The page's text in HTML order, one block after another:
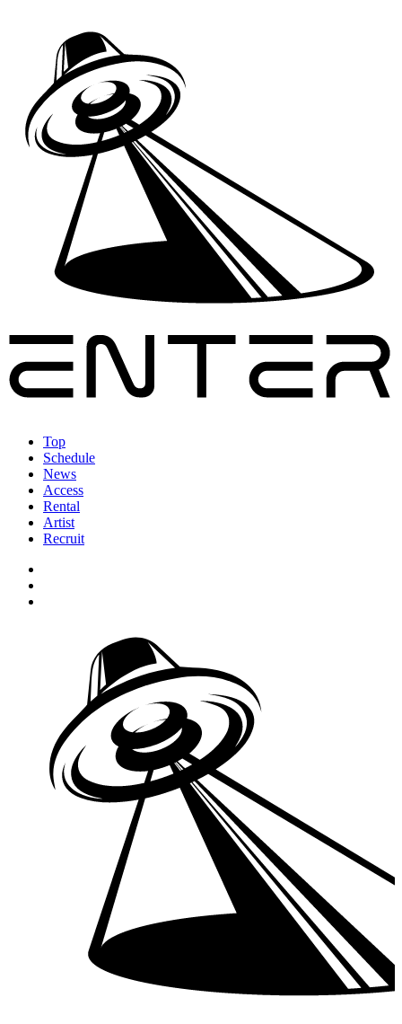
Top
Schedule
News
Access
Rental
Artist
Recruit